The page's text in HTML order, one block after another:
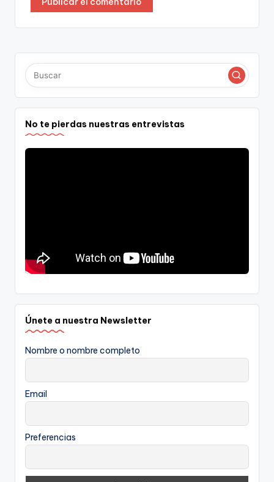
No te pierdas nuestras entrevistas
Únete a nuestra Newsletter
Nombre o nombre completo
Email
Preferencias